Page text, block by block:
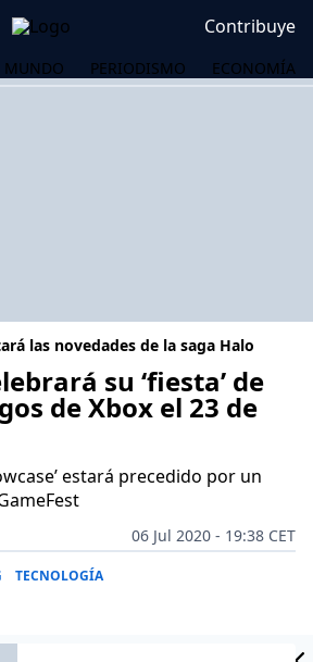
Contribuye
MUNDO PERIODISMO ECONOMÍA
las novedades de la saga Halo
su ‘fiesta’ de
de Xbox el 23 de
estará precedido por un
06 Jul 2020 - 19:38 CET
TECNOLOGÍA